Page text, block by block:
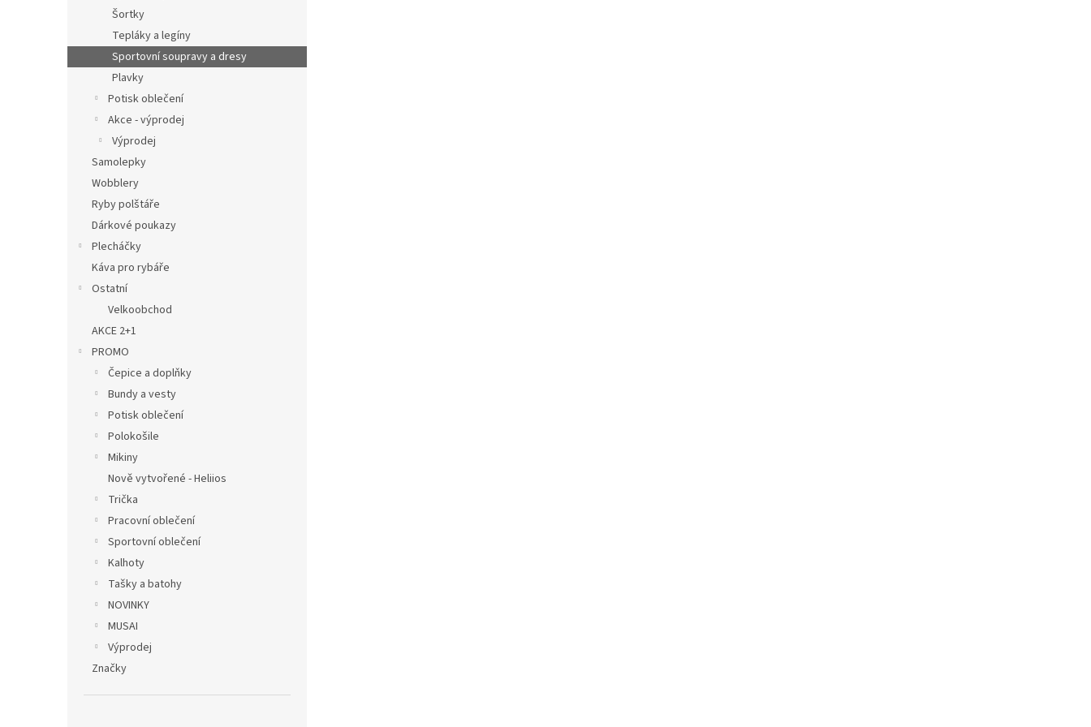
Šortky
Tepláky a legíny
Sportovní soupravy a dresy
Plavky
Potisk oblečení
Akce - výprodej
Výprodej
Samolepky
Wobblery
Ryby polštáře
Dárkové poukazy
Plecháčky
Káva pro rybáře
Ostatní
Velkoobchod
AKCE 2+1
PROMO
Čepice a doplňky
Bundy a vesty
Potisk oblečení
Polokošile
Mikiny
Nově vytvořené - Heliios
Trička
Pracovní oblečení
Sportovní oblečení
Kalhoty
Tašky a batohy
NOVINKY
MUSAI
Výprodej
Značky